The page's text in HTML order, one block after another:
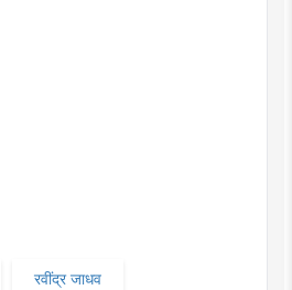
रवींद्र जाधव